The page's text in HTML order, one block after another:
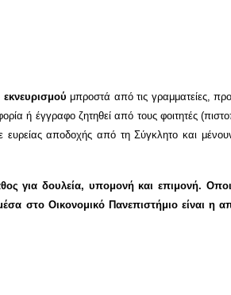
εκνευρισμού μπροστά από τις γραμματείες,
ή έγγραφο ζητηθεί από τους φοιτητές
αποδοχής από τη Σύγκλητο και
για δουλεία, υπομονή και επιμονή.
στο Οικονομικό Πανεπιστήμιο είναι η